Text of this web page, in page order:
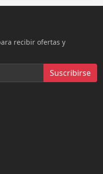
recibir ofertas y
Suscribirse